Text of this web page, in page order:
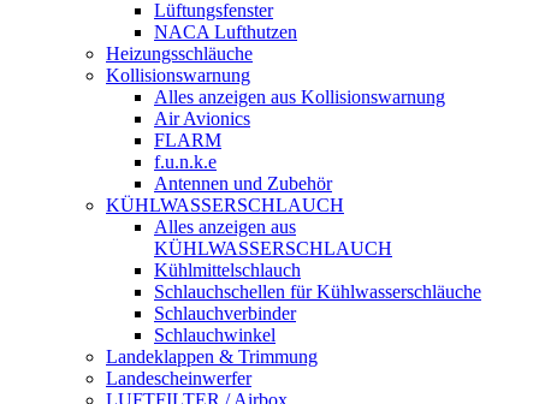
Lüftungsfenster
NACA Lufthutzen
Heizungsschläuche
Kollisionswarnung
Alles anzeigen aus Kollisionswarnung
Air Avionics
FLARM
f.u.n.k.e
Antennen und Zubehör
KÜHLWASSERSCHLAUCH
Alles anzeigen aus
KÜHLWASSERSCHLAUCH
Kühlmittelschlauch
Schlauchschellen für Kühlwasserschläuche
Schlauchverbinder
Schlauchwinkel
Landeklappen & Trimmung
Landescheinwerfer
LUFTFILTER / Airbox